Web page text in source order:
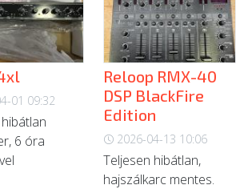
01 09:32
6 óra
Reloop RMX-40
DSP BlackFire
Edition
2026-04-13 10:06
Teljesen hibátlan,
hajszálkarc mentes.